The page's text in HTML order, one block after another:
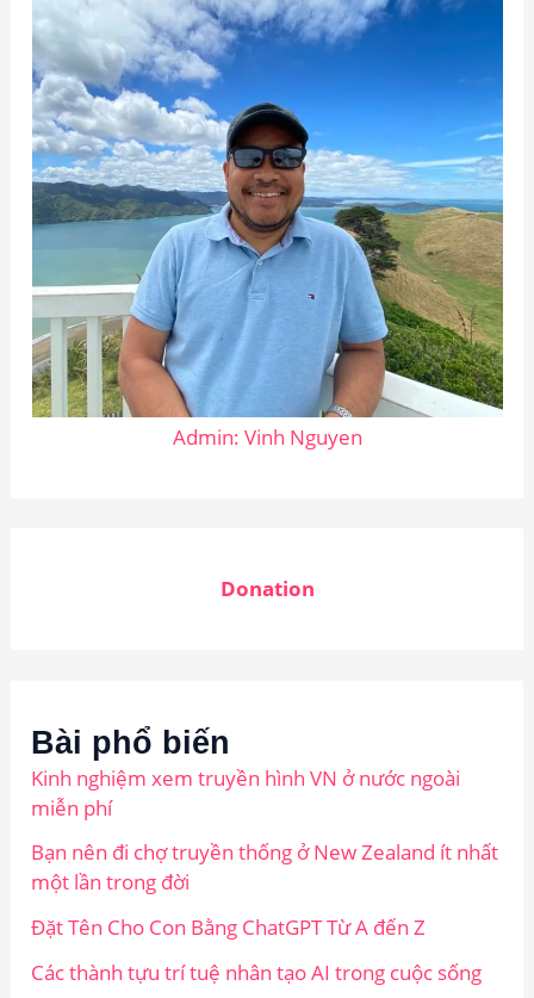
Admin: Vinh Nguyen
Donation
Bài phổ biến
Kinh nghiệm xem truyền hình VN ở nước ngoài
miễn phí
Bạn nên đi chợ truyền thống ở New Zealand ít nhất
một lần trong đời
Đặt Tên Cho Con Bằng ChatGPT Từ A đến Z
Các thành tựu trí tuệ nhân tạo AI trong cuộc sống